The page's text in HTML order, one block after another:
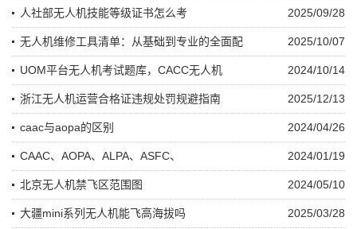
2025/09/28
人社部无人机技能等级证书怎么考
2025/10/07
无人机维修工具清单：从基础到专业的全面配
2024/10/14
UOM平台无人机考试题库，CACC无人机
2025/12/13
浙江无人机运营合格证违规处罚规避指南
2024/04/26
caac与aopa的区别
2024/01/19
CAAC、AOPA、ALPA、ASFC、
2024/05/10
北京无人机禁飞区范围图
2025/03/28
大疆mini系列无人机能飞高海拔吗